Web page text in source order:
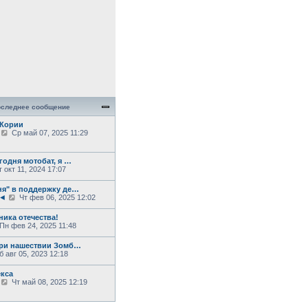
сообщение
П
й
т
и
к
п
с
л
д
н
е
м
у
с
Ср май 07, 2025 11:29
мотобат, я …
окт 11, 2024 17:07
в поддержку де…
П
е
й
т
и
к
с
д
Чт фев 06, 2025 12:02
отечества!
ППн фев 24, 2025 11:48
нашествии Зомб…
авг 05, 2023 12:18
ПЧт май 08, 2025 12:19